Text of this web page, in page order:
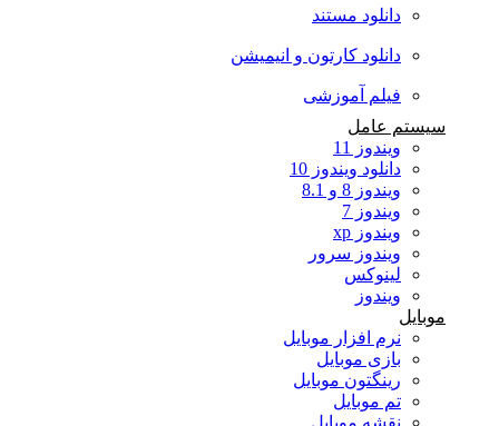
دانلود مستند
دانلود کارتون و انیمیشن
فیلم آموزشی
سیستم عامل
ویندوز 11
دانلود ویندوز 10
ویندوز 8 و 8.1
ویندوز 7
ویندوز xp
ویندوز سرور
لینوکس
ویندوز
نرم افزار موبایل
بازی موبایل
رینگتون موبایل
تم موبایل
نقشه موبایل